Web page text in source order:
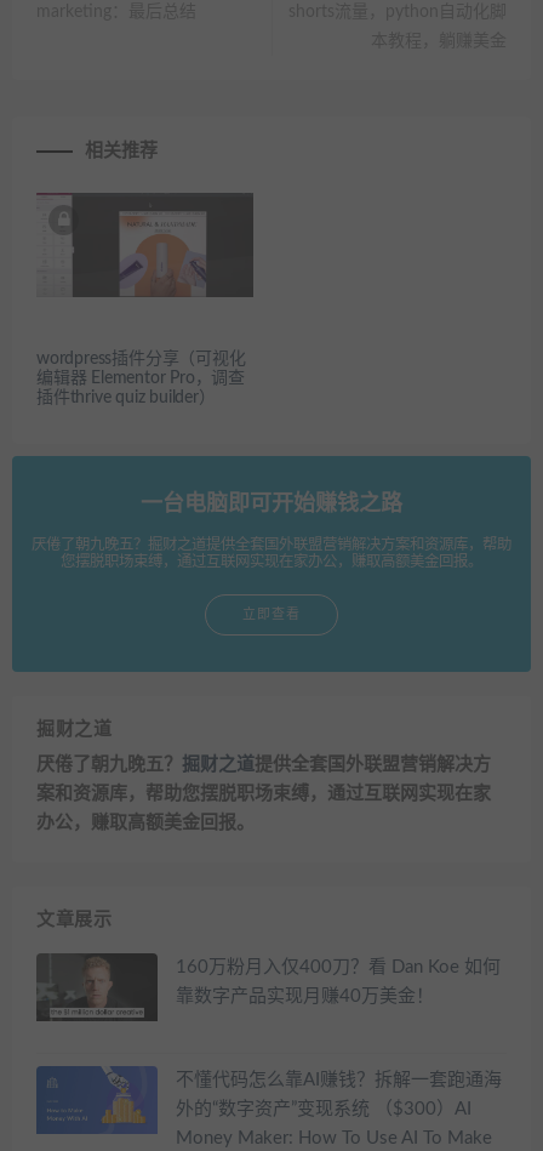
相关推荐
wordpress插件分享（可视化
编辑器 Elementor Pro，调查
插件thrive quiz builder）
一台电脑即可开始赚钱之路
厌倦了朝九晚五？掘财之道提供全套国外联盟营销解决方案和资源库，帮助
您摆脱职场束缚，通过互联网实现在家办公，赚取高额美金回报。
立即查看
掘财之道
厌倦了朝九晚五？ 掘财之道 提供全套国外联盟营销解决方
案和资源库，帮助您摆脱职场束缚，通过互联网实现在家
办公，赚取高额美金回报。
文章展示
160万粉月入仅400刀？看 Dan Koe 如何
靠数字产品实现月赚40万美金！
不懂代码怎么靠AI赚钱？拆解一套跑通海
外的“数字资产”变现系统 （$300）AI
Money Maker: How To Use AI To Make